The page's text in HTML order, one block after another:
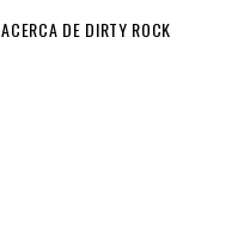
ACERCA DE DIRTY ROCK